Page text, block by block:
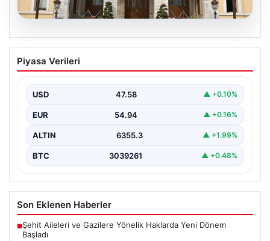
İstanbul Valiliğinden dolandırıcılık
uyarısı
Piyasa Verileri
USD 47.58 ▲ +0.10%
EUR 54.94 ▲ +0.16%
ALTIN 6355.3 ▲ +1.99%
BTC 3039261 ▲ +0.48%
Son Eklenen Haberler
■Şehit Aileleri ve Gazilere Yönelik Haklarda Yeni Dönem
Başladı